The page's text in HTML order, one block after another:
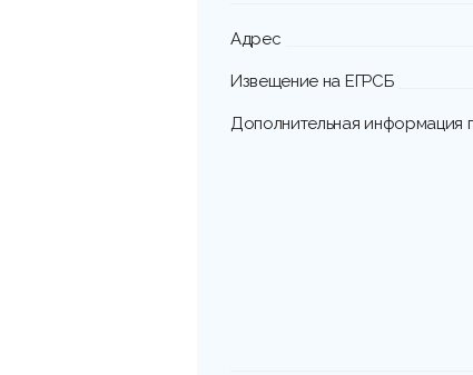
Адрес
Извещение на ЕГРСБ
Дополнительная информация